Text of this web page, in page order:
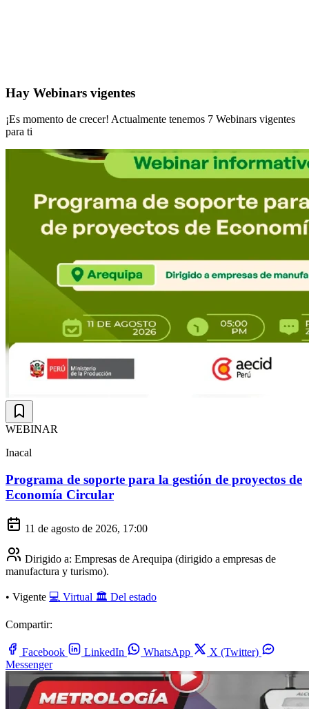
Hay Webinars vigentes
¡Es momento de crecer! Actualmente tenemos 7 Webinars vigentes
para ti
WEBINAR
Inacal
Programa de soporte para la gestión de proyectos de
Economía Circular
11 de agosto de 2026, 17:00
Dirigido a: Empresas de Arequipa (dirigido a empresas de
manufactura y turismo).
• Vigente 💻 Virtual 🏛️ Del estado
Compartir:
Facebook LinkedIn WhatsApp
X (Twitter)
Messenger